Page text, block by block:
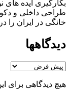
بکارگیری ایده های
طراحی داخلی و
خانگی در ایران را
دیدگاهها
هیچ دیدگاهی